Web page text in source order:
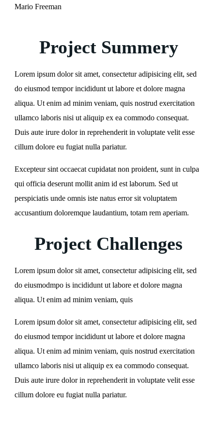
Mario Freeman
Project Summery
Lorem ipsum dolor sit amet, consectetur adipisicing elit, sed
do eiusmod tempor incididunt ut labore et dolore magna
aliqua. Ut enim ad minim veniam, quis nostrud exercitation
ullamco laboris nisi ut aliquip ex ea commodo consequat.
Duis aute irure dolor in reprehenderit in voluptate velit esse
cillum dolore eu fugiat nulla pariatur.
Excepteur sint occaecat cupidatat non proident, sunt in culpa
qui officia deserunt mollit anim id est laborum. Sed ut
perspiciatis unde omnis iste natus error sit voluptatem
accusantium doloremque laudantium, totam rem aperiam.
Project Challenges
Lorem ipsum dolor sit amet, consectetur adipisicing elit, sed
do eiusmodmpo is incididunt ut labore et dolore magna
aliqua. Ut enim ad minim veniam, quis
Lorem ipsum dolor sit amet, consectetur adipisicing elit, sed
do eiusmod tempor incididunt ut labore et dolore magna
aliqua. Ut enim ad minim veniam, quis nostrud exercitation
ullamco laboris nisi ut aliquip ex ea commodo consequat.
Duis aute irure dolor in reprehenderit in voluptate velit esse
cillum dolore eu fugiat nulla pariatur.